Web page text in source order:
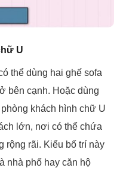
U
thể dùng hai ghế sofa
bên cạnh. Hoặc dùng
khách hình chữ U
lớn, nơi có thể chứa
rộng rãi. Kiểu bố trí này
nhà phố hay căn hộ